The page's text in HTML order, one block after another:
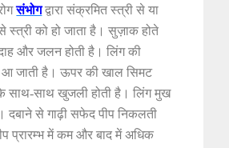
संभोगद्वारा संक्रमित स्त्री से या
को हो जाता है। सुज़ाक होते
और जलन होती है। लिंग की
आ जाती है। ऊपर की खाल सिमट
साथ-साथ खुजली होती है। लिंग मुख
दबाने से गाढ़ी सफेद पीप निकलती
प्रारम्भ में कम और बाद में अधिक